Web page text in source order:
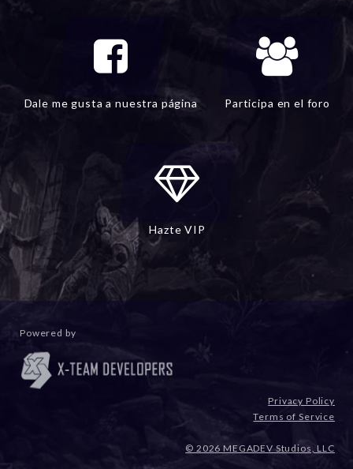
Dale me gusta a nuestra página Participa en el foro
Hazte VIP
Powered by
Privacy Policy
Terms of Service
© 2026 MEGADEV Studios, LLC